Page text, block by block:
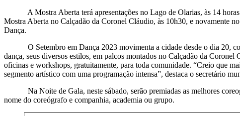
A Mostra Aberta terá apresentações no Lago de Olarias, às 14 horas
Mostra Aberta no Calçadão da Coronel Cláudio, às 10h30, e novamente
Dança.
O Setembro em Dança 2023 movimenta a cidade desde o dia 20, com
dança, seus diversos estilos, em palcos montados no Calçadão da
oficinas e workshops, gratuitamente, para toda comunidade. “Creio que
segmento artístico com uma programação intensa”, destaca o secretário
Na Noite de Gala, neste sábado, serão premiadas as melhores
nome do coreógrafo e companhia, academia ou grupo.